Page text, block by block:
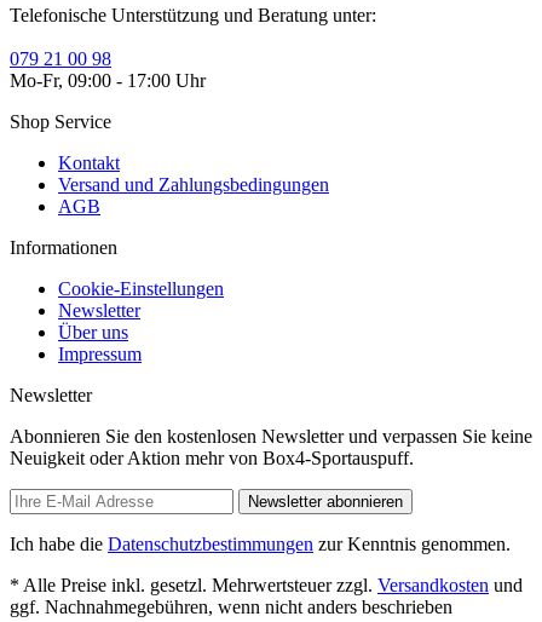
Telefonische Unterstützung und Beratung unter:
079 21 00 98
Mo-Fr, 09:00 - 17:00 Uhr
Shop Service
Kontakt
Versand und Zahlungsbedingungen
AGB
Informationen
Cookie-Einstellungen
Newsletter
Über uns
Impressum
Newsletter
Abonnieren Sie den kostenlosen Newsletter und verpassen Sie keine
Neuigkeit oder Aktion mehr von Box4-Sportauspuff.
Newsletter abonnieren
Ich habe die Datenschutzbestimmungen zur Kenntnis genommen.
* Alle Preise inkl. gesetzl. Mehrwertsteuer zzgl. Versandkosten und
ggf. Nachnahmegebühren, wenn nicht anders beschrieben